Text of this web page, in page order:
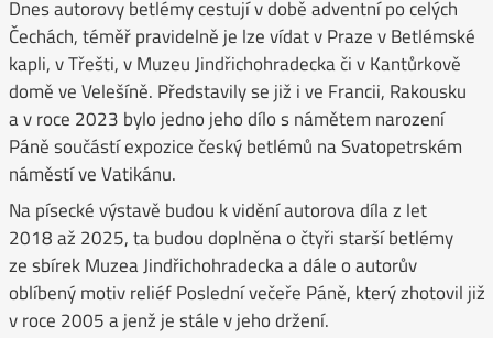
Dnes autorovy betlémy cestují v době adventní po celých
Čechách, téměř pravidelně je lze vídat v Praze v Betlémské
kapli, v Třešti, v Muzeu Jindřichohradecka či v Kantůrkově
domě ve Velešíně. Představily se již i ve Francii, Rakousku
a v roce 2023 bylo jedno jeho dílo s námětem narození
Páně součástí expozice český betlémů na Svatopetrském
náměstí ve Vatikánu.
Na písecké výstavě budou k vidění autorova díla z let
2018 až 2025, ta budou doplněna o čtyři starší betlémy
ze sbírek Muzea Jindřichohradecka a dále o autorův
oblíbený motiv reliéf Poslední večeře Páně, který zhotovil již
v roce 2005 a jenž je stále v jeho držení.